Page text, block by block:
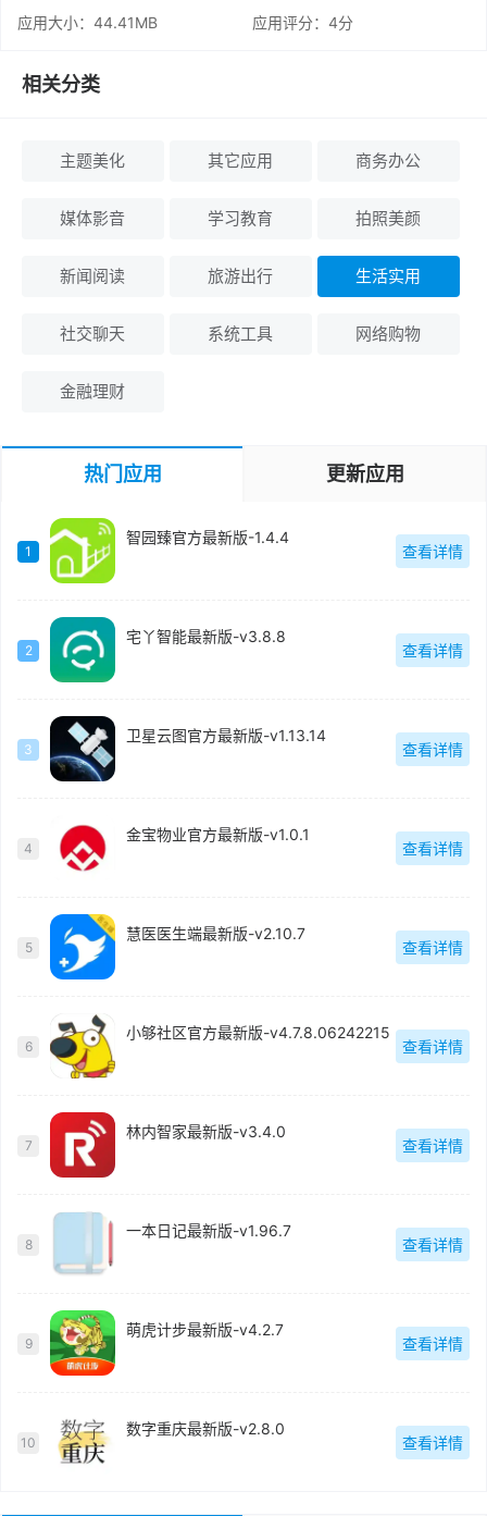
应用大小：44.41MB 应用评分： 4分
相关分类
主题美化 其它应用 商务办公
媒体影音 学习教育 拍照美颜
新闻阅读 旅游出行 生活实用
社交聊天 系统工具 网络购物
金融理财
热门应用 更新应用
1
智园臻官方最新版-1.4.4
查看详情
2
宅丫智能最新版-v3.8.8
查看详情
3
卫星云图官方最新版-v1.13.14
查看详情
4
金宝物业官方最新版-v1.0.1
查看详情
5
慧医医生端最新版-v2.10.7
查看详情
6
小够社区官方最新版-v4.7.8.06242215
查看详情
7
林内智家最新版-v3.4.0
查看详情
8
一本日记最新版-v1.96.7
查看详情
9
萌虎计步最新版-v4.2.7
查看详情
10
数字重庆最新版-v2.8.0
查看详情